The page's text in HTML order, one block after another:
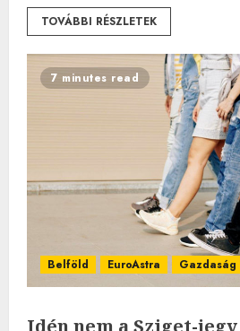
TOVÁBBI RÉSZLETEK
7 minutes read
Belföld EuroAstra Gazdaság
Idén nem a Sziget-